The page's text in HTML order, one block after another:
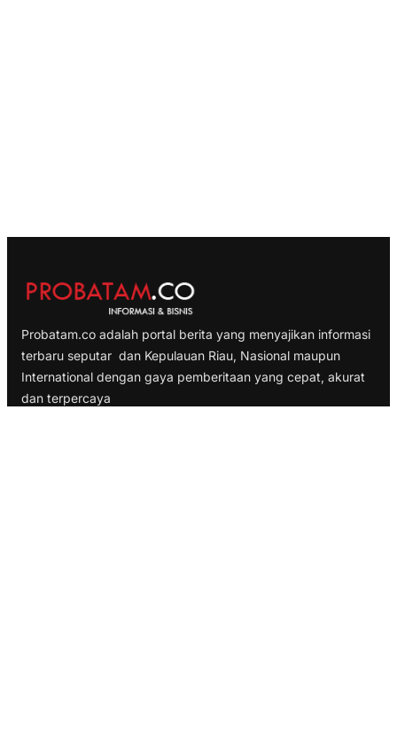
Probatam.co adalah portal berita yang menyajikan informasi
terbaru seputar dan Kepulauan Riau, Nasional maupun
International dengan gaya pemberitaan yang cepat, akurat
dan terpercaya